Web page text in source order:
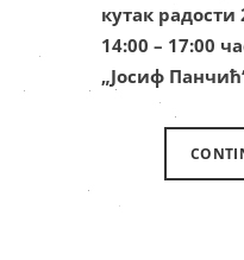
кутак
14:00 – 17:00
„Јосиф